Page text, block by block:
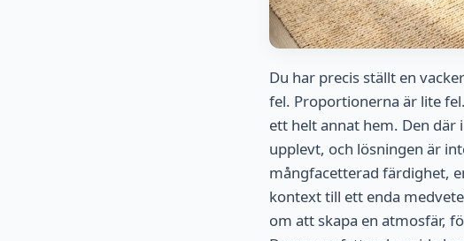
Du har precis ställt en
fel. Proportionerna är lite
ett helt annat hem. Den där
upplevt, och lösningen är
mångfacetterad färdighet,
kontext till ett enda
om att skapa en atmosfär,